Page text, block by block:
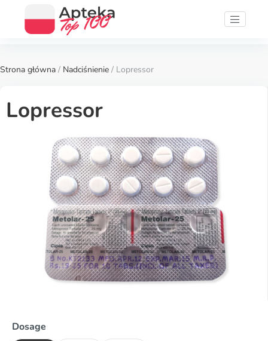
Strona główna / Nadciśnienie / Lopressor
Lopressor
Dosage